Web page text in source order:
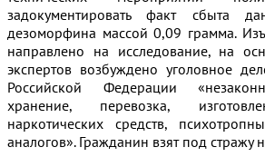
задокументировать факт сбыта
дезоморфина массой 0,09 грамма.
направлено на исследование, на
экспертов возбуждено уголовное
Российской Федерации
хранение, перевозка,
наркотических средств,
аналогов». Гражданин взят под стражу